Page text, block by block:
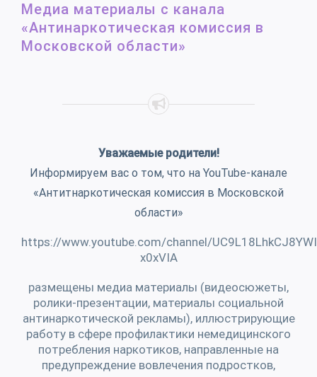
Медиа материалы с канала
«Антинаркотическая комиссия в
Московской области»
Уважаемые родители!
Информируем вас о том, что на YouTube-канале
«Антитнаркотическая комиссия в Московской
области»
https://www.youtube.com/channel/
x0xVIA
размещены медиа материалы (видеосюжеты,
ролики-презентации, материалы социальной
антинаркотической рекламы), иллюстрирующие
работу в сфере профилактики немедицинского
потребления наркотиков, направленные на
предупреждение вовлечения подростков,